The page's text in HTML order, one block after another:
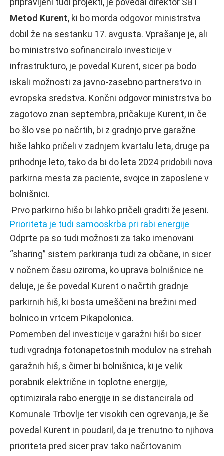
Metod Kurent, ki bo morda odgovor ministrstva
dobil že na sestanku 17. avgusta. Vprašanje je, ali
bo ministrstvo sofinanciralo investicije v
infrastrukturo, je povedal Kurent, sicer pa bodo
iskali možnosti za javno-zasebno partnerstvo in
evropska sredstva. Končni odgovor ministrstva bo
zagotovo znan septembra, pričakuje Kurent, in če
bo šlo vse po načrtih, bi z gradnjo prve garažne
hiše lahko pričeli v zadnjem kvartalu leta, druge pa
prihodnje leto, tako da bi do leta 2024 pridobili nova
parkirna mesta za paciente, svojce in zaposlene v
bolnišnici.
Prvo parkirno hišo bi lahko pričeli graditi že jeseni.
Prioriteta je tudi samooskrba pri rabi energije
Odprte pa so tudi možnosti za tako imenovani
“sharing” sistem parkiranja tudi za občane, in sicer
v nočnem času oziroma, ko uprava bolnišnice ne
deluje, je še povedal Kurent o načrtih gradnje
parkirnih hiš, ki bosta umeščeni na brežini med
bolnico in vrtcem Pikapolonica.
Pomemben del investicije v garažni hiši bo sicer
tudi vgradnja fotonapetostnih modulov na strehah
garažnih hiš, s čimer bi bolnišnica, ki je velik
porabnik električne in toplotne energije,
optimizirala rabo energije in se distancirala od
Komunale Trbovlje ter visokih cen ogrevanja, je še
povedal Kurent in poudaril, da je trenutno to njihova
prioriteta pred sicer prav tako načrtovanim